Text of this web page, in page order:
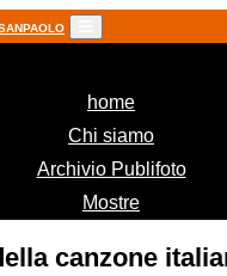
home(current)
Chi siamo
Archivio Publifoto
Mostre
canzone